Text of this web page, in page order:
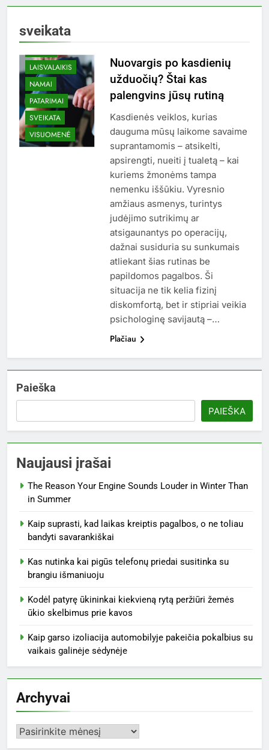
sveikata
LAISVALAIKIS
NAMAI
PATARIMAI
SVEIKATA
VISUOMENĖ
Nuovargis po kasdienių
užduočių? Štai kas
palengvins jūsų rutiną
Kasdienės veiklos, kurias
dauguma mūsų laikome savaime
suprantamomis – atsikelti,
apsirengti, nueiti į tualetą – kai
kuriems žmonėms tampa
nemenku iššūkiu. Vyresnio
amžiaus asmenys, turintys
judėjimo sutrikimų ar
atsigaunantys po operacijų,
dažnai susiduria su sunkumais
atliekant šias rutinas be
papildomos pagalbos. Ši
situacija ne tik kelia fizinį
diskomfortą, bet ir stipriai veikia
psichologinę savijautą –…
Plačiau
Paieška
PAIEŠKA
Naujausi įrašai
The Reason Your Engine Sounds Louder in Winter Than
in Summer
Kaip suprasti, kad laikas kreiptis pagalbos, o ne toliau
bandyti savarankiškai
Kas nutinka kai pigūs telefonų priedai susitinka su
brangiu išmaniuoju
Kodėl patyrę ūkininkai kiekvieną rytą peržiūri žemės
ūkio skelbimus prie kavos
Kaip garso izoliacija automobilyje pakeičia pokalbius su
vaikais galinėje sėdynėje
Archyvai
Archyvai